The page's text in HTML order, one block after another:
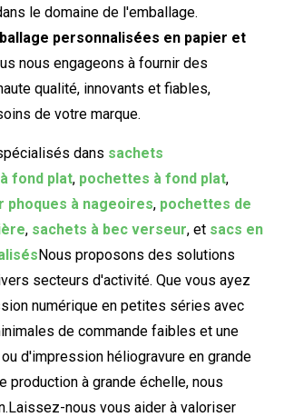
le domaine de l'emballage.
personnalisées en papier et
nous engageons à fournir des
qualité, innovants et fiables,
de votre marque.
dans sachets
fond plat, pochettes à fond plat,
phoques à nageoires, pochettes de
, sachets à bec verseur, et sacs en
Nous proposons des solutions
secteurs d'activité. Que vous ayez
numérique en petites séries avec
de commande faibles et une
d'impression héliogravure en grande
production à grande échelle, nous
Laissez-nous vous aider à valoriser